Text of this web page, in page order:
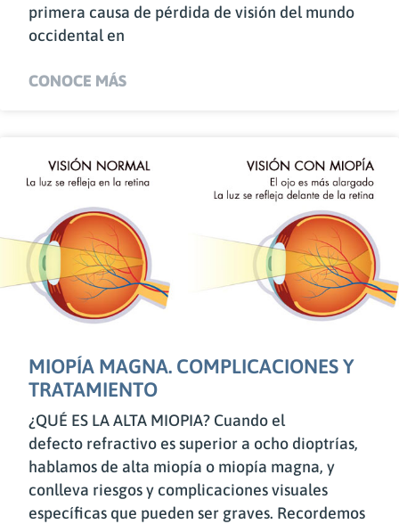
primera causa de pérdida de visión del mundo
occidental en
CONOCE MÁS
MIOPÍA MAGNA. COMPLICACIONES Y
TRATAMIENTO
¿QUÉ ES LA ALTA MIOPIA? Cuando el
defecto refractivo es superior a ocho dioptrías,
hablamos de alta miopía o miopía magna, y
conlleva riesgos y complicaciones visuales
específicas que pueden ser graves. Recordemos